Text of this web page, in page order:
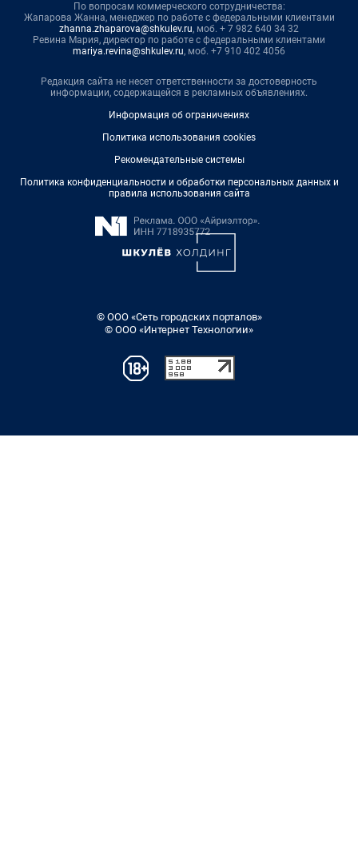
По вопросам коммерческого сотрудничества:
Жапарова Жанна, менеджер по работе с федеральными клиентами
zhanna.zhaparova@shkulev.ru, моб. + 7 982 640 34 32
Ревина Мария, директор по работе с федеральными клиентами
mariya.revina@shkulev.ru, моб. +7 910 402 4056
Редакция сайта не несет ответственности за достоверность
информации, содержащейся в рекламных объявлениях.
Информация об ограничениях
Политика использования cookies
Рекомендательные системы
Политика конфиденциальности и обработки персональных данных и
правила использования сайта
© ООО «Сеть городских порталов»
© ООО «Интернет Технологии»